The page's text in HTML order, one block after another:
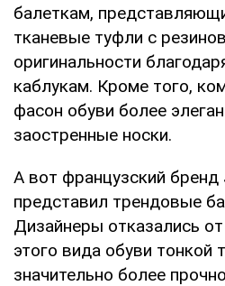
балеткам,
тканевые туфли с
оригинальности
каблукам. Кроме того,
фасон обуви более
заостренные носки.
А вот французский бренд
представил трендовые
Дизайнеры отказались
этого вида обуви тонкой
значительно более